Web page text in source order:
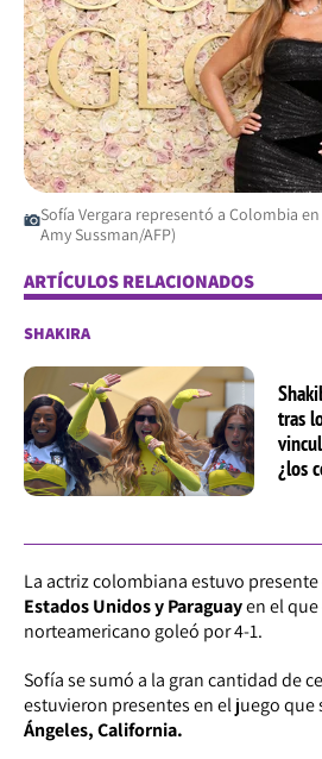
Sofía Vergara representó a Colombia
Amy Sussman/AFP)
ARTÍCULOS RELACIONADOS
SHAKIRA
tras
¿los
La actriz colombiana estuvo
Estados Unidos y Paraguayen el
norteamericano goleó por 4-1.
Sofía se sumó a la gran cantidad de
estuvieron presentes en el juego que
Ángeles, California.